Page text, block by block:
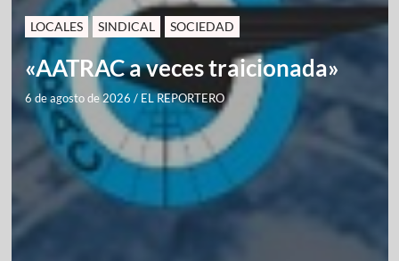
LOCALES SINDICAL SOCIEDAD
«AATRAC a veces traicionada»
6 de agosto de 2026 / EL REPORTERO